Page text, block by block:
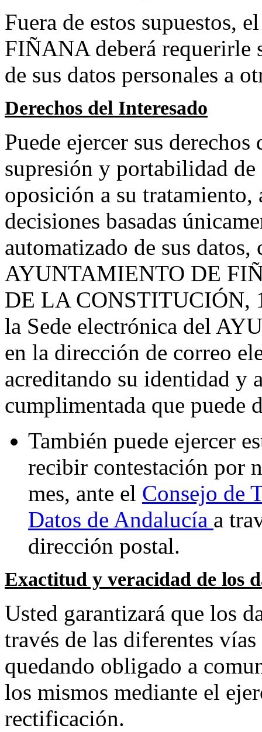
Fuera de estos supuestos,
FIÑANA deberá requerirle
de sus datos personales a
Derechos del Interesado
Puede ejercer sus
supresión y portabilidad
oposición a su tratamiento,
decisiones basadas
automatizado de sus
AYUNTAMIENTO DE
DE LA CONSTITUCIÓN,
la Sede electrónica del
en la dirección de correo
acreditando su identidad y
cumplimentada que puede
También puede ejercer
recibir contestación por
mes, ante el Consejo de
Datos de Andalucía a
dirección postal.
Exactitud y veracidad de los
Usted garantizará que los
través de las diferentes
quedando obligado a
los mismos mediante el
rectificación.